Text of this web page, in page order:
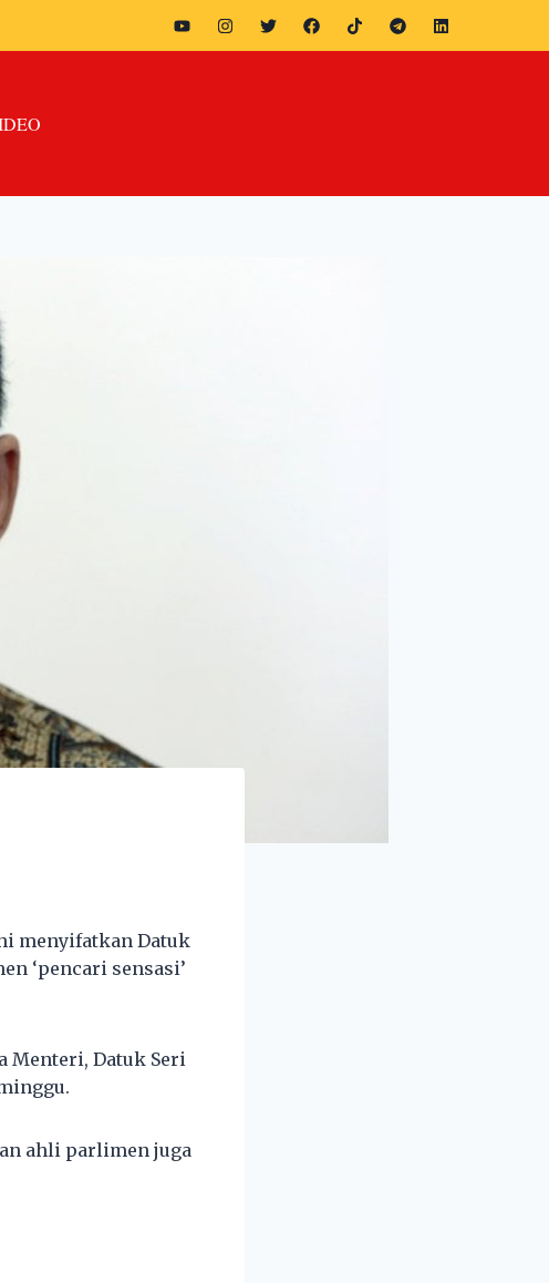
menyifatkan Datuk
‘pencari sensasi’
Menteri, Datuk Seri
ahli parlimen juga